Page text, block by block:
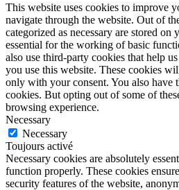
This website uses cookies to improve
navigate through the website. Out of
categorized as necessary are stored on
essential for the working of basic
also use third-party cookies that help
you use this website. These cookies
only with your consent. You also have
cookies. But opting out of some of
browsing experience.
Necessary
Necessary
Toujours activé
Necessary cookies are absolutely
function properly. These cookies
security features of the website,